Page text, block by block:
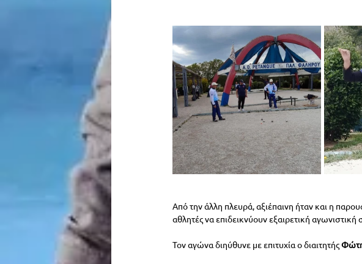
Από την άλλη πλευρά, αξιέπαινη ήταν και η
αθλητές να επιδεικνύουν εξαιρετική
Τον αγώνα διηύθυνε με επιτυχία ο διαιτητής